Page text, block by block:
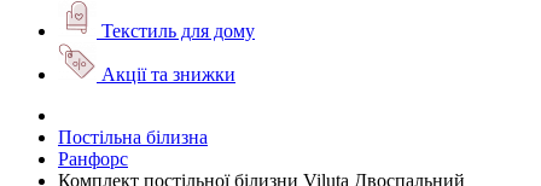
Текстиль для дому
Акції та знижки
Постільна білизна
Ранфорс
Комплект постільної білизни Viluta Двоспальний